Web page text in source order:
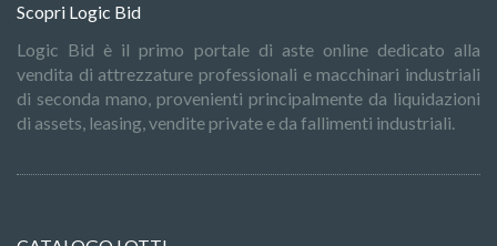
Scopri Logic Bid
Logic Bid è il primo portale di aste online dedicato alla
vendita di attrezzature professionali e macchinari industriali
di seconda mano, provenienti principalmente da liquidazioni
di assets, leasing, vendite private e da fallimenti industriali.